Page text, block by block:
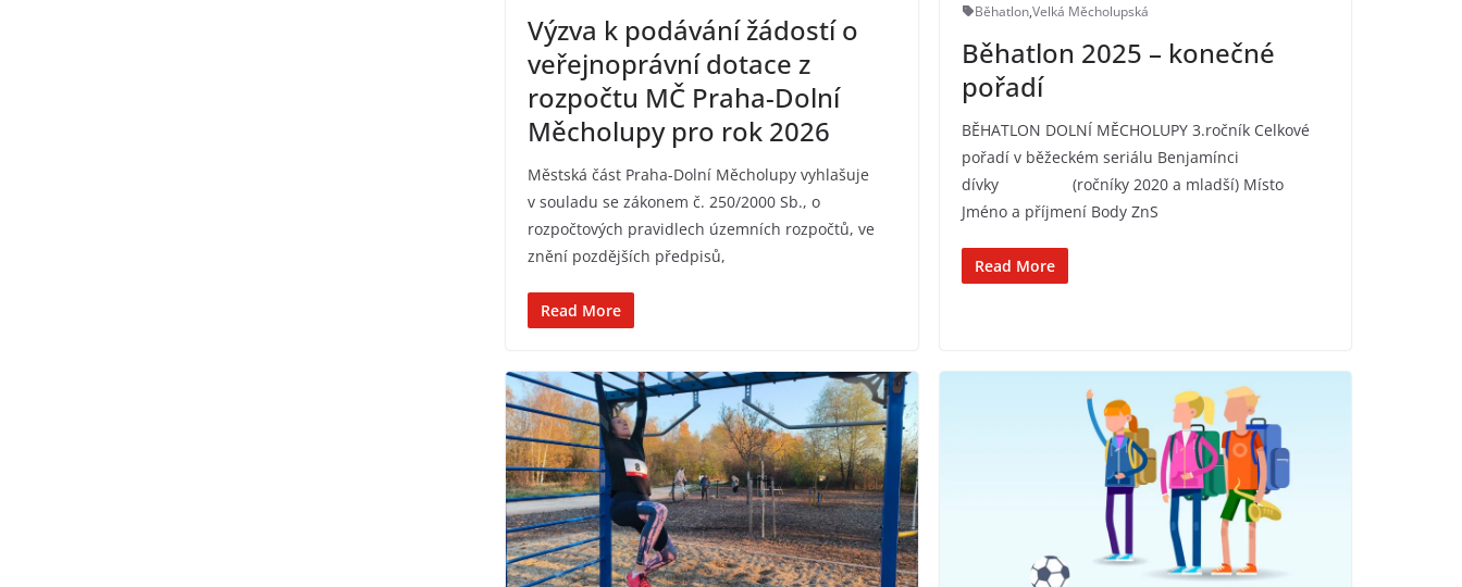
Výzva k podávání žádostí o
veřejnoprávní dotace z
rozpočtu MČ Praha-Dolní
Měcholupy pro rok 2026
Městská část Praha-Dolní Měcholupy vyhlašuje
v souladu se zákonem č. 250/2000 Sb., o
rozpočtových pravidlech územních rozpočtů, ve
znění pozdějších předpisů,
Read More
Běhatlon,Velká Měcholupská
Běhatlon 2025 – konečné
pořadí
BĚHATLON DOLNÍ MĚCHOLUPY 3.ročník Celkové
pořadí v běžeckém seriálu Benjamínci
dívky (ročníky 2020 a mladší) Místo
Jméno a příjmení Body ZnS
Read More